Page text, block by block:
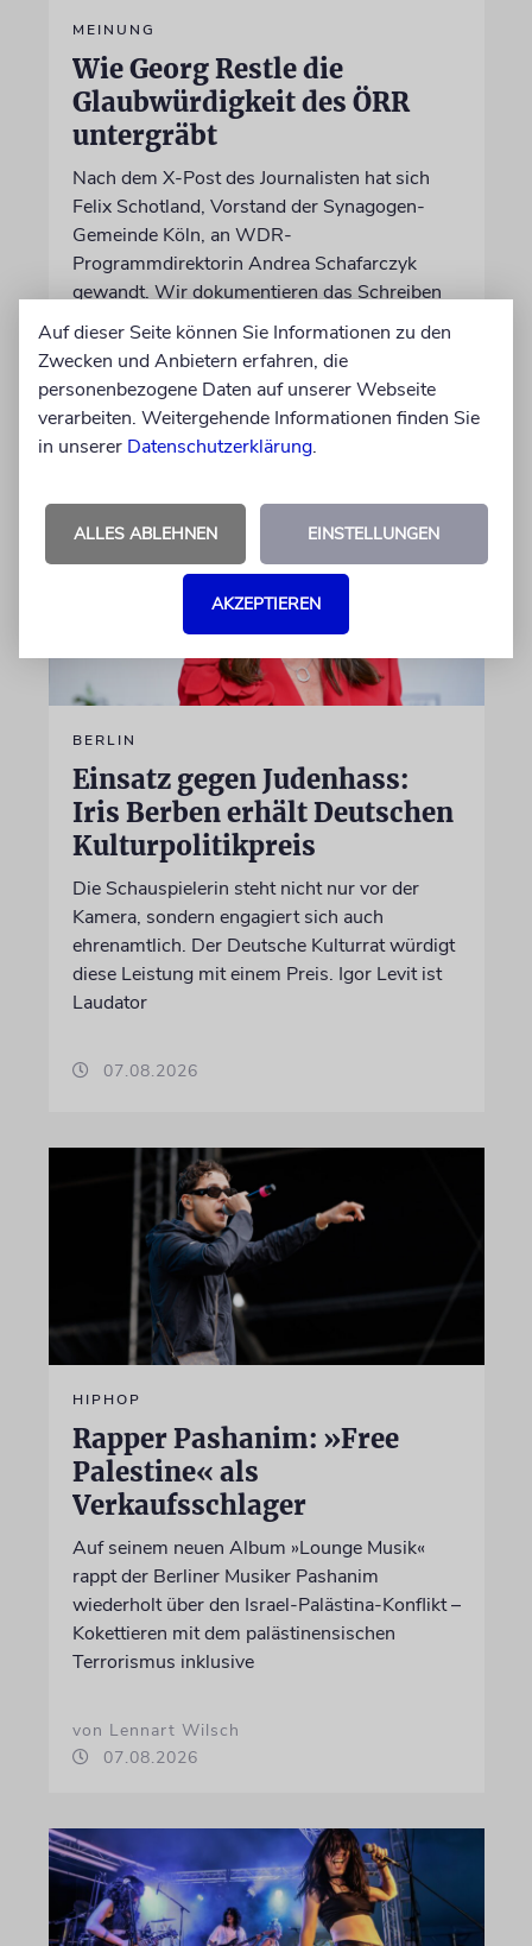
MEINUNG
Wie Georg Restle die
Glaubwürdigkeit des ÖRR
untergräbt
Nach dem X-Post des Journalisten hat sich
Felix Schotland, Vorstand der Synagogen-
Gemeinde Köln, an WDR-
Programmdirektorin Andrea Schafarczyk
gewandt. Wir dokumentieren das Schreiben
im Wortlaut
von Felix Schotland
07.08.2026
BERLIN
Einsatz gegen Judenhass:
Iris Berben erhält Deutschen
Kulturpolitikpreis
Die Schauspielerin steht nicht nur vor der
Kamera, sondern engagiert sich auch
ehrenamtlich. Der Deutsche Kulturrat würdigt
diese Leistung mit einem Preis. Igor Levit ist
Laudator
07.08.2026
HIPHOP
Rapper Pashanim: »Free
Palestine« als
Verkaufsschlager
Auf seinem neuen Album »Lounge Musik«
rappt der Berliner Musiker Pashanim
wiederholt über den Israel-Palästina-Konflikt –
Kokettieren mit dem palästinensischen
Terrorismus inklusive
von Lennart Wilsch
07.08.2026
Auf dieser Seite können Sie Informationen zu den
Zwecken und Anbietern erfahren, die
personenbezogene Daten auf unserer Webseite
verarbeiten. Weitergehende Informationen finden Sie
in unserer Datenschutzerklärung.
ALLES ABLEHNEN EINSTELLUNGEN
AKZEPTIEREN